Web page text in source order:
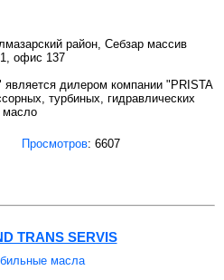
район, Себзар массив
офис 137
дилером компании "PRISTA
турбиных, гидравлических
масло
Просмотров: 6607
TRANS SERVIS
масла